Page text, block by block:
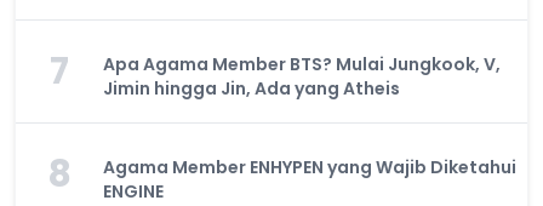
7
Apa Agama Member BTS? Mulai Jungkook, V,
Jimin hingga Jin, Ada yang Atheis
8
Agama Member ENHYPEN yang Wajib Diketahui
ENGINE